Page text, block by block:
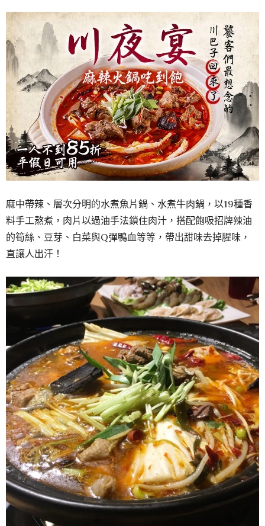
麻中帶辣、層次分明的水煮魚片鍋、水煮牛肉鍋，以19種香
料手工熬煮，肉片以過油手法鎖住肉汁，搭配飽吸招牌辣油
的筍絲、豆芽、白菜與Q彈鴨血等等，帶出甜味去掉腥味，
直讓人出汗！